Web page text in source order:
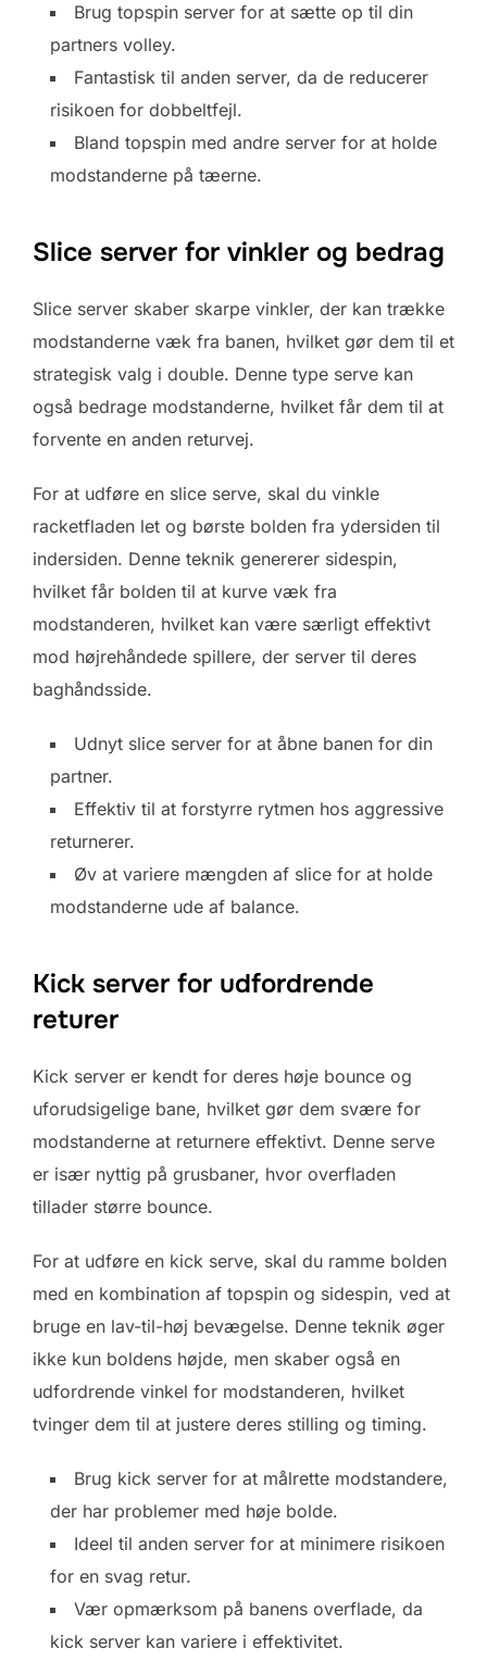
Brug topspin server for at sætte op til din
partners volley.
Fantastisk til anden server, da de reducerer
risikoen for dobbeltfejl.
Bland topspin med andre server for at holde
modstanderne på tæerne.
Slice server for vinkler og bedrag
Slice server skaber skarpe vinkler, der kan trække
modstanderne væk fra banen, hvilket gør dem til et
strategisk valg i double. Denne type serve kan
også bedrage modstanderne, hvilket får dem til at
forvente en anden returvej.
For at udføre en slice serve, skal du vinkle
racketfladen let og børste bolden fra ydersiden til
indersiden. Denne teknik genererer sidespin,
hvilket får bolden til at kurve væk fra
modstanderen, hvilket kan være særligt effektivt
mod højrehåndede spillere, der server til deres
baghåndsside.
Udnyt slice server for at åbne banen for din
partner.
Effektiv til at forstyrre rytmen hos aggressive
returnerer.
Øv at variere mængden af slice for at holde
modstanderne ude af balance.
Kick server for udfordrende
returer
Kick server er kendt for deres høje bounce og
uforudsigelige bane, hvilket gør dem svære for
modstanderne at returnere effektivt. Denne serve
er især nyttig på grusbaner, hvor overfladen
tillader større bounce.
For at udføre en kick serve, skal du ramme bolden
med en kombination af topspin og sidespin, ved at
bruge en lav-til-høj bevægelse. Denne teknik øger
ikke kun boldens højde, men skaber også en
udfordrende vinkel for modstanderen, hvilket
tvinger dem til at justere deres stilling og timing.
Brug kick server for at målrette modstandere,
der har problemer med høje bolde.
Ideel til anden server for at minimere risikoen
for en svag retur.
Vær opmærksom på banens overflade, da
kick server kan variere i effektivitet.